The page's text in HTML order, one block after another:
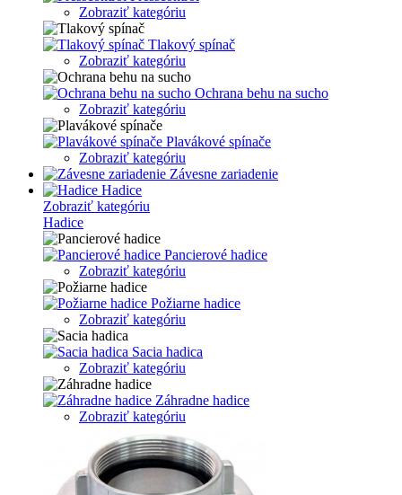
Zobraziť kategóriu
Tlakový spínač
Zobraziť kategóriu
Ochrana behu na sucho
Zobraziť kategóriu
Plavákové spínače
Zobraziť kategóriu
Závesne zariadenie
Hadice
Zobraziť kategóriu
Hadice
Pancierové hadice
Zobraziť kategóriu
Požiarne hadice
Zobraziť kategóriu
Sacia hadica
Zobraziť kategóriu
Záhradne hadice
Zobraziť kategóriu